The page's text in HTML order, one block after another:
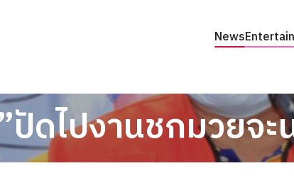
News
ดไปงานชกมวยจ